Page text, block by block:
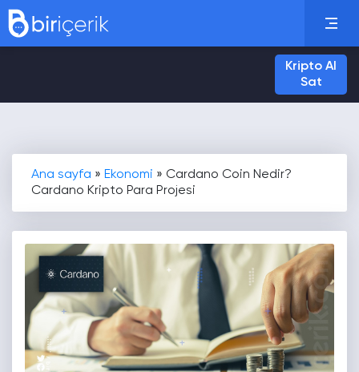
Kripto Al
Sat
Ana sayfa » Ekonomi » Cardano Coin Nedir?
Cardano Kripto Para Projesi